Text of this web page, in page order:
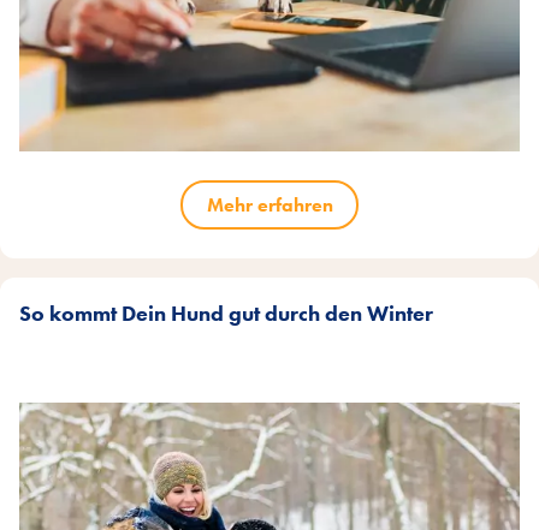
Mehr erfahren
So kommt Dein Hund gut durch den Winter